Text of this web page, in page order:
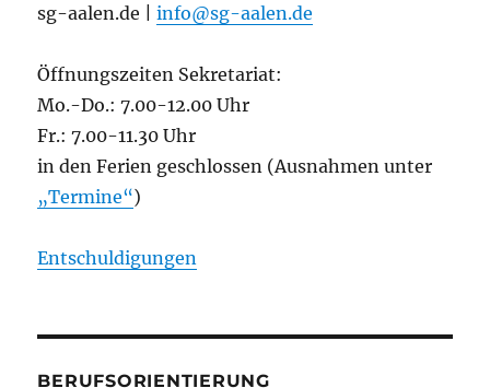
sg-aalen.de |info@sg-aalen.de
Öffnungszeiten Sekretariat:
Mo.-Do.: 7.00-12.00 Uhr
Fr.: 7.00-11.30 Uhr
in den Ferien geschlossen (Ausnahmen unter
„Termine“)
Entschuldigungen
BERUFSORIENTIERUNG